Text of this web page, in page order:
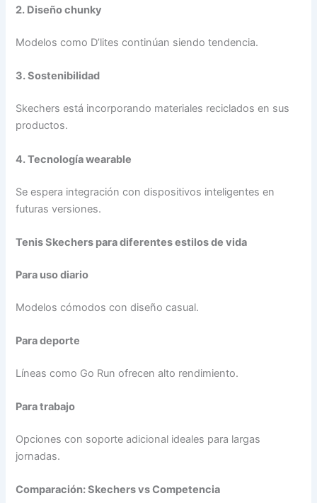
2. Diseño chunky
Modelos como D’lites continúan siendo tendencia.
3. Sostenibilidad
Skechers está incorporando materiales reciclados en sus
productos.
4. Tecnología wearable
Se espera integración con dispositivos inteligentes en
futuras versiones.
Tenis Skechers para diferentes estilos de vida
Para uso diario
Modelos cómodos con diseño casual.
Para deporte
Líneas como Go Run ofrecen alto rendimiento.
Para trabajo
Opciones con soporte adicional ideales para largas
jornadas.
Comparación: Skechers vs Competencia